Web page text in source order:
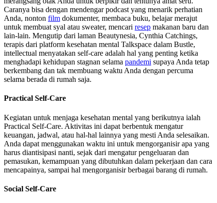
Caranya bisa dengan mendengar podcast yang menarik perhatian
Anda, nonton film dokumenter, membaca buku, belajar merajut
untuk membuat syal atau sweater, mencari resep makanan baru dan
lain-lain. Mengutip dari laman Beautynesia, Cynthia Catchings,
terapis dari platform kesehatan mental Talkspace dalam Bustle,
intellectual menyatakan self-care adalah hal yang penting ketika
menghadapi kehidupan stagnan selama pandemi supaya Anda tetap
berkembang dan tak membuang waktu Anda dengan percuma
selama berada di rumah saja.
Practical Self-Care
Kegiatan untuk menjaga kesehatan mental yang berikutnya ialah
Practical Self-Care. Aktivitas ini dapat berbentuk mengatur
keuangan, jadwal, atau hal-hal lainnya yang mesti Anda selesaikan.
Anda dapat menggunakan waktu ini untuk mengorganisir apa yang
harus diantisipasi nanti, sejak dari mengatur pengeluaran dan
pemasukan, kemampuan yang dibutuhkan dalam pekerjaan dan cara
mencapainya, sampai hal mengorganisir berbagai barang di rumah.
Social Self-Care